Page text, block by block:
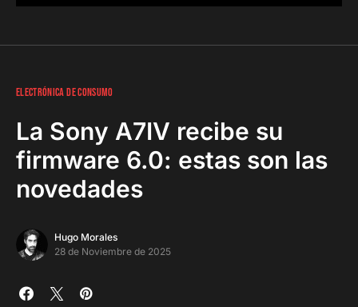
ELECTRÓNICA DE CONSUMO
La Sony A7IV recibe su
firmware 6.0: estas son las
novedades
Hugo Morales
28 de Noviembre de 2025